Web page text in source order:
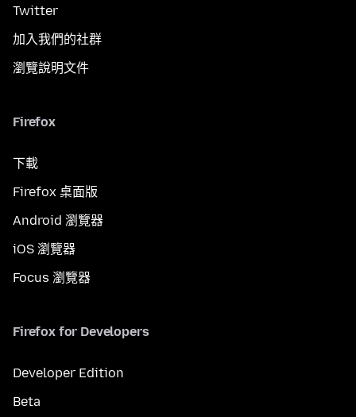
Twitter
加入我們的社群
瀏覽說明文件
Firefox
下載
Firefox 桌面版
Android 瀏覽器
iOS 瀏覽器
Focus 瀏覽器
Firefox for Developers
Developer Edition
Beta